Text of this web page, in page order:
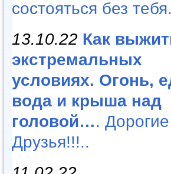
состояться без
13.10.22 Как
экстремальных
условиях. Огонь,
вода и крыша над
головой…. Дорогие
Друзья!!!..